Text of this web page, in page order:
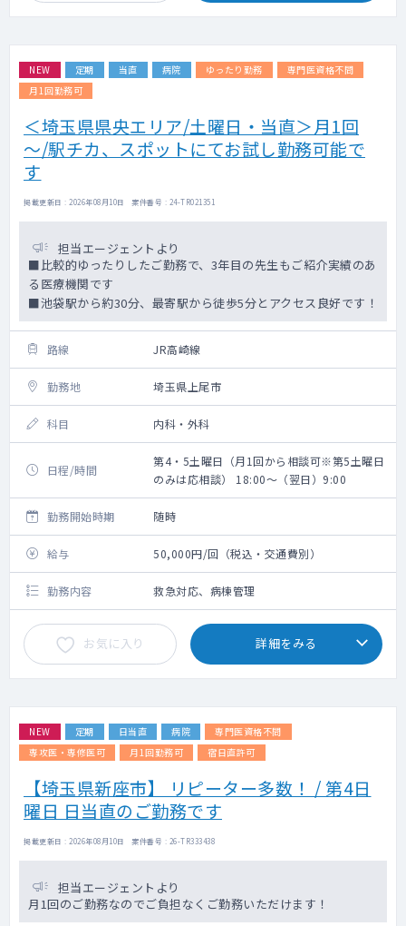
NEW 定期 当直 病院 ゆったり勤務
専門医資格不問
月1回勤務可
＜埼玉県県央エリア/土曜日・当直＞月1回
～/駅チカ、スポットにてお試し勤務可能で
す
掲載更新日 : 2026年08月10日 案件番号 : 24-TR021351
担当エージェントより
■比較的ゆったりしたご勤務で、3年目の先生もご紹介実績のあ
る医療機関です
■池袋駅から約30分、最寄駅から徒歩5分とアクセス良好です！
路線 JR高崎線
勤務地 埼玉県上尾市
科目 内科・外科
日程/時間
第4・5土曜日（月1回から相談可※第5土曜日
のみは応相談） 18:00～（翌日）9:00
勤務開始時期 随時
給与 50,000円/回（税込・交通費別）
勤務内容 救急対応、病棟管理
お気に入り 詳細をみる
NEW 定期 日当直 病院
専門医資格不問
専攻医・専修医可
月1回勤務可 宿日直許可
【埼玉県新座市】 リピーター多数！ / 第4日
曜日 日当直のご勤務です
掲載更新日 : 2026年08月10日 案件番号 : 26-TR333438
担当エージェントより
月1回のご勤務なのでご負担なくご勤務いただけます！